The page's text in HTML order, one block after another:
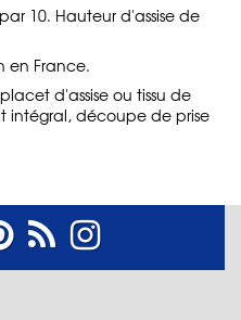
10. Hauteur d'assise de
en France.
d'assise ou tissu de
intégral, découpe de prise